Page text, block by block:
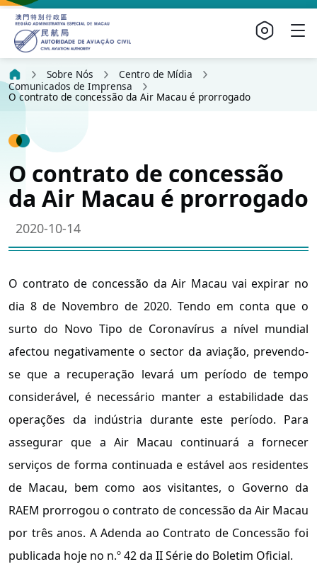
Sobre Nós
Centro de Mídia
Comunicados de Imprensa
O contrato de concessão da Air Macau é prorrogado
O contrato de concessão
da Air Macau é prorrogado
2020-10-14
O contrato de concessão da Air Macau vai expirar no
dia 8 de Novembro de 2020. Tendo em conta que o
surto do Novo Tipo de Coronavírus a nível mundial
afectou negativamente o sector da aviação, prevendo-
se que a recuperação levará um período de tempo
considerável, é necessário manter a estabilidade das
operações da indústria durante este período. Para
assegurar que a Air Macau continuará a fornecer
serviços de forma continuada e estável aos residentes
de Macau, bem como aos visitantes, o Governo da
RAEM prorrogou o contrato de concessão da Air Macau
por três anos. A Adenda ao Contrato de Concessão foi
publicada hoje no n.º 42 da II Série do Boletim Oficial.